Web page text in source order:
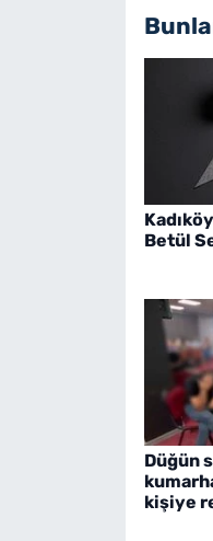
Betül
Düğün
kişiye